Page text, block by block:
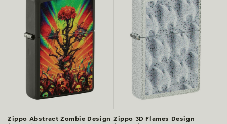
Zippo Abstract Zombie Design Zippo 3D Flames Design